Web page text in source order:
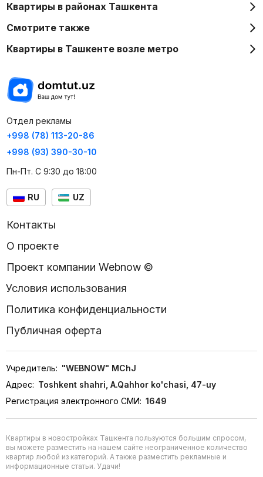
Квартиры в районах Ташкента
Смотрите также
Квартиры в Ташкенте возле метро
Отдел рекламы
+998 (78) 113-20-86
+998 (93) 390-30-10
Пн-Пт. С 9:30 до 18:00
RU UZ
Контакты
О проекте
Проект компании Webnow ©
Условия использования
Политика конфиденциальности
Публичная оферта
Учредитель: "WEBNOW" MChJ
Адрес: Toshkent shahri, A.Qahhor ko'chasi, 47-uy
Регистрация электронного СМИ: 1649
Квартиры в новостройках Ташкента пользуются большим спросом,
вы можете разместить на нашем сайте неограниченное количество
квартир любой из категорий. А также разместить рекламные и
информационные статьи. Удачи!